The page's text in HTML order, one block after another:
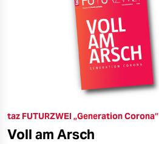
taz FUTURZWEI „Generation Corona“
Voll am Arsch